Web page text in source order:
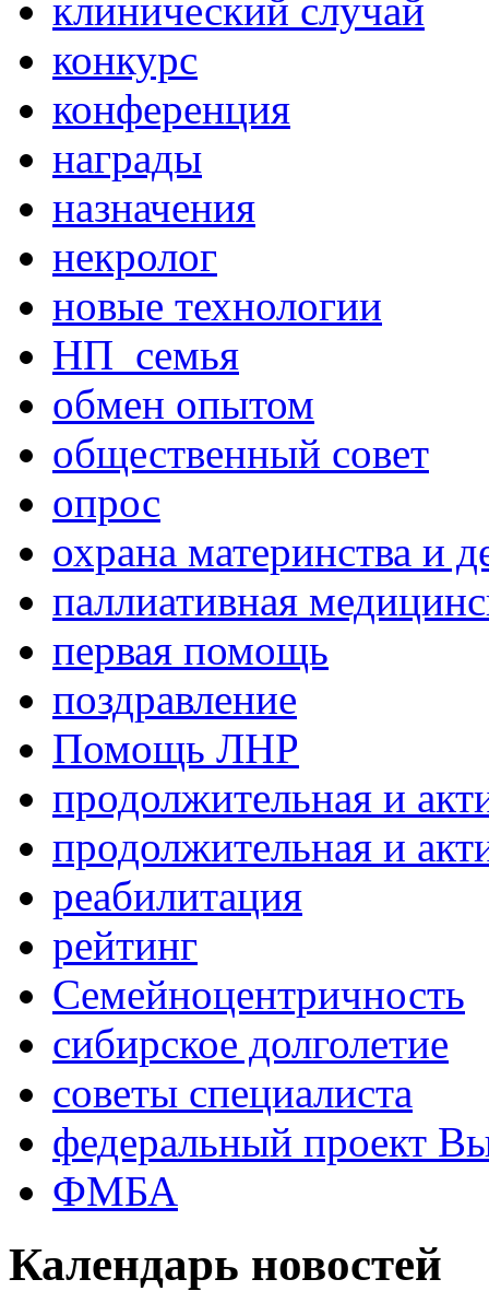
клинический случай
конкурс
конференция
награды
назначения
некролог
новые технологии
НП_семья
обмен опытом
общественный совет
опрос
охрана материнства и
паллиативная
первая помощь
поздравление
Помощь ЛНР
продолжительная и
продолжительная и
реабилитация
рейтинг
Семейноцентричность
сибирское долголетие
советы специалиста
федеральный проект
ФМБА
Календарь новостей